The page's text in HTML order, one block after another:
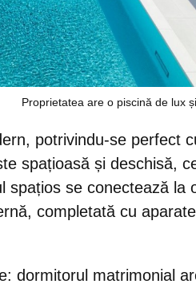
Proprietatea are o piscină de lux
potrivindu-se perfect
spațioasă și deschisă,
spațios se conectează la
completată cu
dormitorul matrimonial